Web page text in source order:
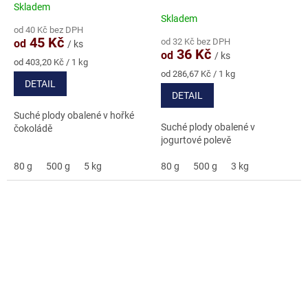
Průměrné
produktu
je
5,0
z
hvězdiček.
Skladem
od 40 Kč bez DPH
od 45 Kč / ks
Měrná
cena:
od 403,20 Kč / 1 kg
DETAIL
Suché plody obalené v hořké
čokoládě
80 g 500 g 5 kg
Skladem
od 32 Kč bez DPH
od 36 Kč / ks
Měrná
cena:
od 286,67 Kč / 1 kg
DETAIL
Suché plody obalené v
jogurtové polevě
80 g 500 g 3 kg